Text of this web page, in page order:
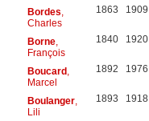
Bordes
Charles
1863 1909
Borne,
François
1840 1920
Boucard,
Marcel
1892 1976
Boulanger,
Lili
1893 1918